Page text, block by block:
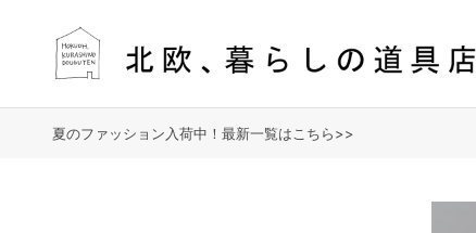
夏のファッション入荷中！最新一覧はこちら>>